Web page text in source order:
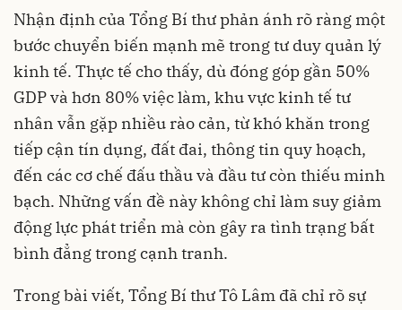
Nhận định của Tổng Bí thư phản ánh rõ ràng một
bước chuyển biến mạnh mẽ trong tư duy quản lý
kinh tế. Thực tế cho thấy, dù đóng góp gần 50%
GDP và hơn 80% việc làm, khu vực kinh tế tư
nhân vẫn gặp nhiều rào cản, từ khó khăn trong
tiếp cận tín dụng, đất đai, thông tin quy hoạch,
đến các cơ chế đấu thầu và đầu tư còn thiếu minh
bạch. Những vấn đề này không chỉ làm suy giảm
động lực phát triển mà còn gây ra tình trạng bất
bình đẳng trong cạnh tranh.
Trong bài viết, Tổng Bí thư Tô Lâm đã chỉ rõ sự